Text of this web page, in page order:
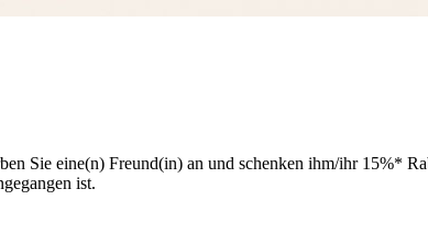
Sie eine(n) Freund(in) an und schenken ihm/ihr 15%*
ist.